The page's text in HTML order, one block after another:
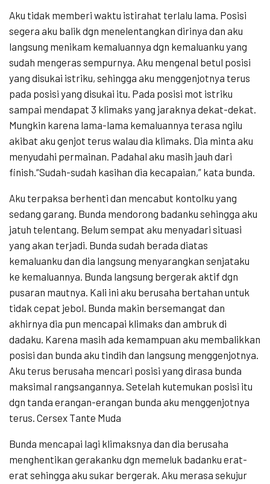
Aku tidak memberi waktu istirahat terlalu lama. Posisi
segera aku balik dgn menelentangkan dirinya dan aku
langsung menikam kemaluannya dgn kemaluanku yang
sudah mengeras sempurnya. Aku mengenal betul posisi
yang disukai istriku, sehingga aku menggenjotnya terus
pada posisi yang disukai itu. Pada posisi mot istriku
sampai mendapat 3 klimaks yang jaraknya dekat-dekat.
Mungkin karena lama-lama kemaluannya terasa ngilu
akibat aku genjot terus walau dia klimaks. Dia minta aku
menyudahi permainan. Padahal aku masih jauh dari
finish.“Sudah-sudah kasihan dia kecapaian,” kata bunda.
Aku terpaksa berhenti dan mencabut kontolku yang
sedang garang. Bunda mendorong badanku sehingga aku
jatuh telentang. Belum sempat aku menyadari situasi
yang akan terjadi. Bunda sudah berada diatas
kemaluanku dan dia langsung menyarangkan senjataku
ke kemaluannya. Bunda langsung bergerak aktif dgn
pusaran mautnya. Kali ini aku berusaha bertahan untuk
tidak cepat jebol. Bunda makin bersemangat dan
akhirnya dia pun mencapai klimaks dan ambruk di
dadaku. Karena masih ada kemampuan aku membalikkan
posisi dan bunda aku tindih dan langsung menggenjotnya.
Aku terus berusaha mencari posisi yang dirasa bunda
maksimal rangsangannya. Setelah kutemukan posisi itu
dgn tanda erangan-erangan bunda aku menggenjotnya
terus. Cersex Tante Muda
Bunda mencapai lagi klimaksnya dan dia berusaha
menghentikan gerakanku dgn memeluk badanku erat-
erat sehingga aku sukar bergerak. Aku merasa sekujur